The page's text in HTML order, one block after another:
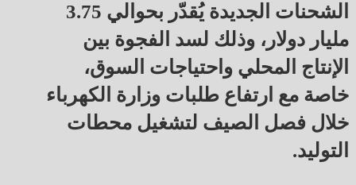
الشحنات الجديدة يُقدّر بحوالي 3.75
مليار دولار، وذلك لسد الفجوة بين
الإنتاج المحلي واحتياجات السوق،
خاصة مع ارتفاع طلبات وزارة الكهرباء
خلال فصل الصيف لتشغيل محطات
التوليد.